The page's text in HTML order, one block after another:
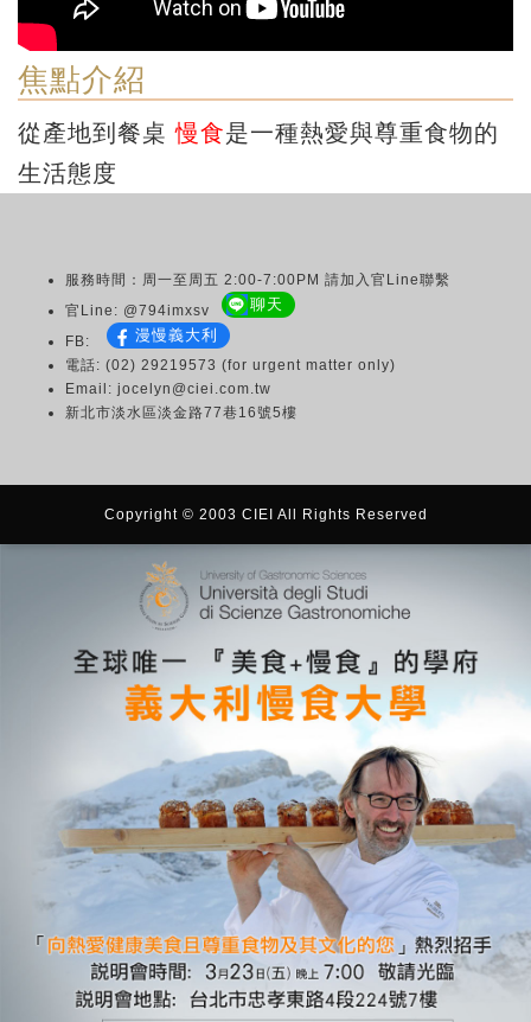
焦點介紹
從產地到餐桌慢食是一種熱愛與尊重食物的
生活態度
服務時間：周一至周五 2:00-7:00PM 請加入官Line聯繫
官Line: @794imxsv
聊天
FB: 漫慢義大利
電話: (02) 29219573 (for urgent matter only)
Email: jocelyn@ciei.com.tw
新北市淡水區淡金路77巷16號5樓
Copyright © 2003 CIEI All Rights Reserved